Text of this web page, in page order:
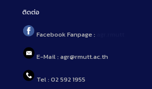
ติดต่อ
Facebook Fanpage :
E-Mail : agr@rmutt.ac.th
Tel : 02 592 1955